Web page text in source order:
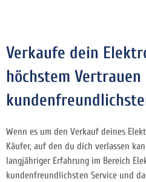
Verkaufe dein
höchstem Vertrauen
Wenn es um den Verkauf deines
Käufer, auf den du dich verlassen
langjähriger Erfahrung im Bereich
kundenfreundlichsten Service und